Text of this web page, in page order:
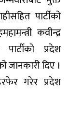
पार्टीको
कवीन्द्र
प्रदेश
जानकारी दिए ।
गरेर प्रदेश